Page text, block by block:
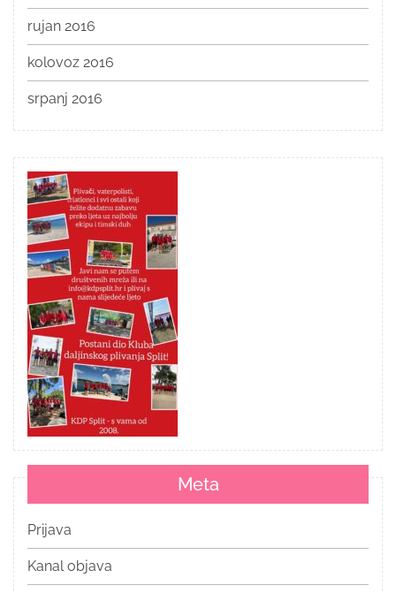
rujan 2016
kolovoz 2016
srpanj 2016
Meta
Prijava
Kanal objava